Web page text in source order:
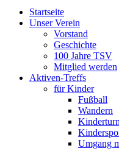
Startseite
Unser Verein
Vorstand
Geschichte
100 Jahre TSV
Mitglied werden
Aktiven-Treffs
für Kinder
Fußball
Wandern
Umgang